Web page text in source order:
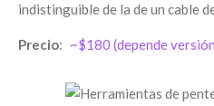
indistinguible de la de un cable
Precio: ~$180 (depende